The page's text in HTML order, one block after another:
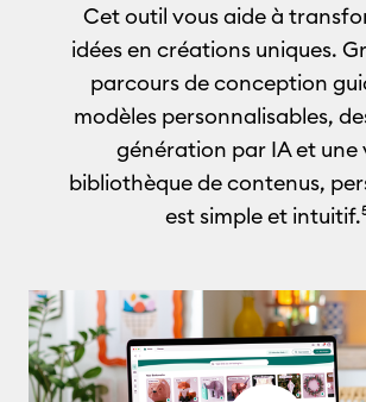
Cet outil vous aide à
idées en créations uniques.
parcours de conception
modèles personnalisables,
génération par IA et une
bibliothèque de contenus,
est simple et intuitif.